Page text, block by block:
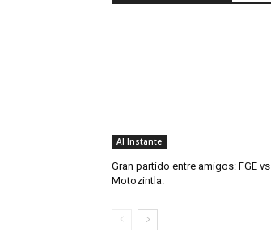
Al Instante
Gran partido entre amigos: FGE vs
Motozintla.